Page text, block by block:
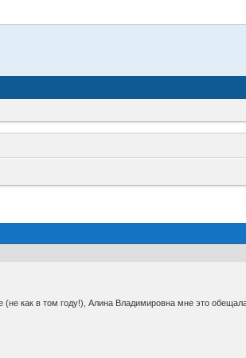
как в том году!), Алина Владимировна мне это